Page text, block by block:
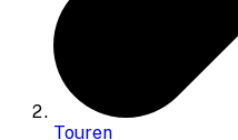
Touren